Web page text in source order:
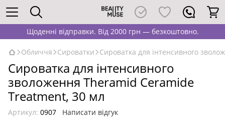
Щоденні відправки. Від 2000 грн — безкоштовно.
Обличчя Сироватки Сироватка для інтенсивного
Сироватка для інтенсивного
зволоження Theramid Ceramide
Treatment, 30 мл
Артикул: 0907 Написати відгук